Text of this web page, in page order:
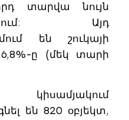
տարվա նույն
Այդ
են շուկայի
ը (մեկ տարի
են 820 օբյեկտ,